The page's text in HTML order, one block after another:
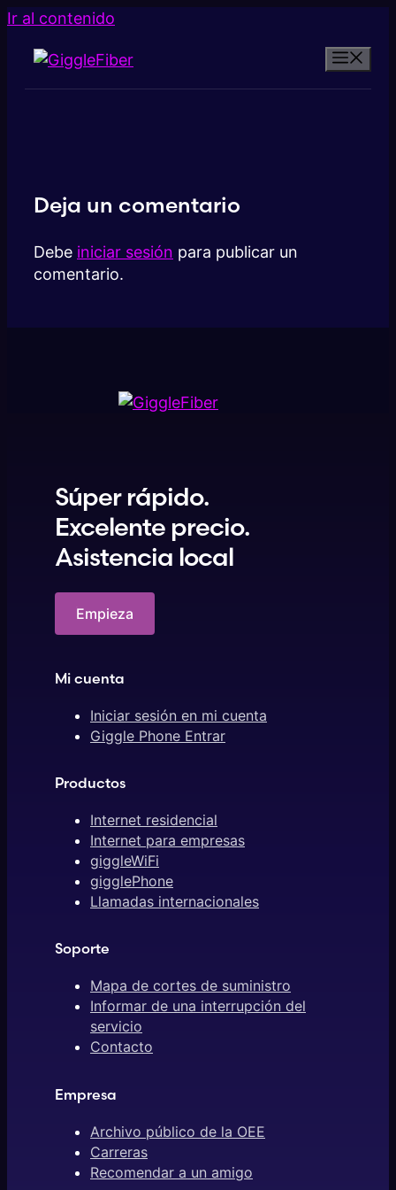
Ir al contenido
Deja un comentario
Debe iniciar sesión para publicar un
comentario.
Súper rápido.
Excelente precio.
Asistencia local
Empieza
Mi cuenta
Iniciar sesión en mi cuenta
Giggle Phone Entrar
Productos
Internet residencial
Internet para empresas
giggleWiFi
gigglePhone
Llamadas internacionales
Soporte
Mapa de cortes de suministro
Informar de una interrupción del
servicio
Contacto
Empresa
Archivo público de la OEE
Carreras
Recomendar a un amigo